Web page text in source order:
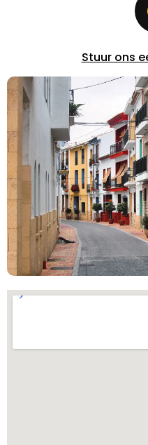
Stuur ons